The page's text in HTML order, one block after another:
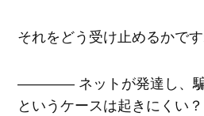
それをどう受け止めるかです
―――― ネットが発達し、騙
というケースは起きにくい？